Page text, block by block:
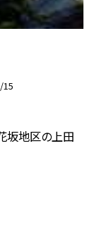
15
坂地区の上田